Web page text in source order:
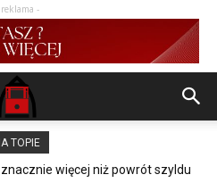
-
TOPIE
więcej niż powrót szyldu
Śladami księżnej Erdmuty